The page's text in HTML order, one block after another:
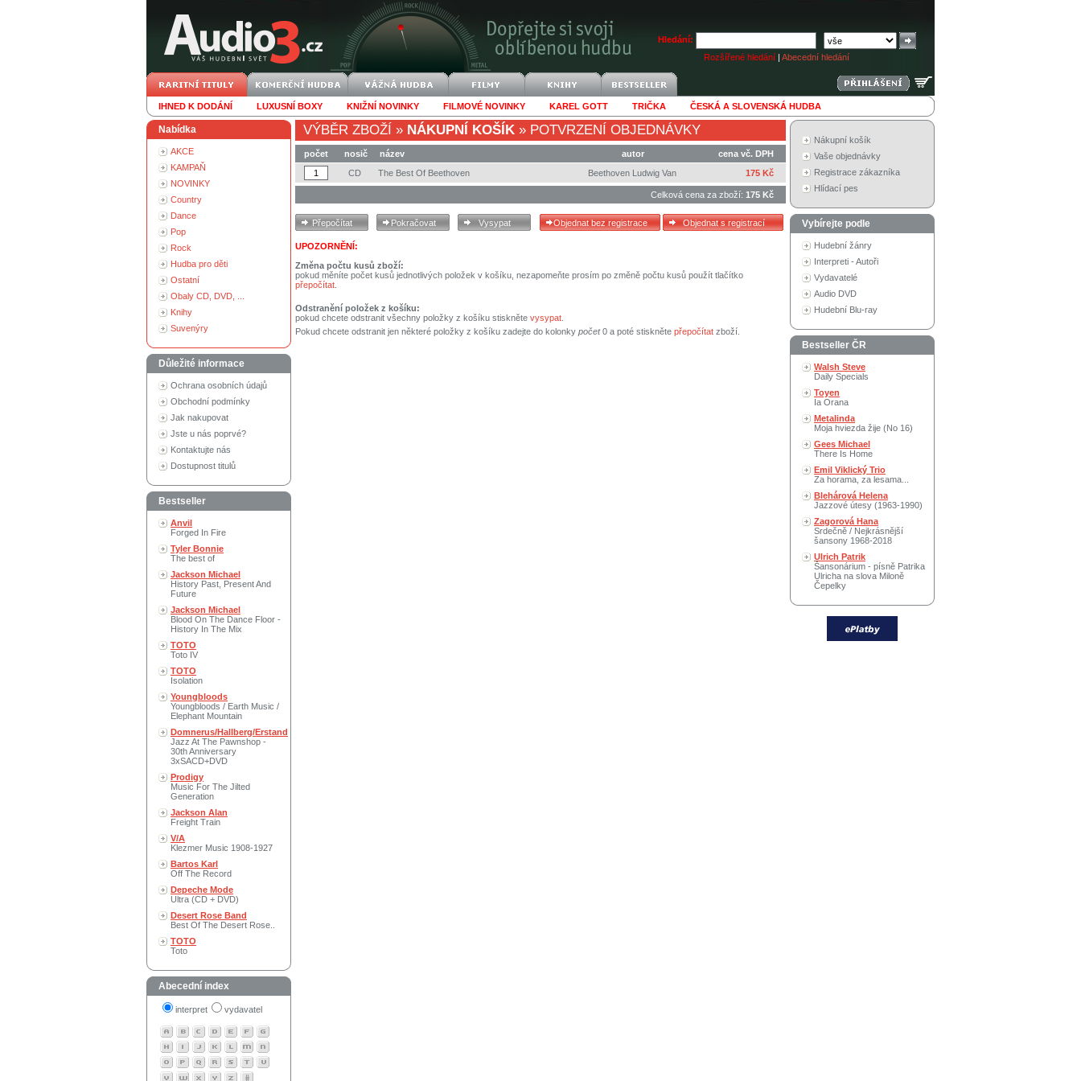
Hledání:
Rozšířené hledání | Abecední hledání
IHNED K DODÁNÍ LUXUSNÍ BOXY KNIŽNÍ NOVINKY FILMOVÉ NOVINKY KAREL GOTT TRIČKA ČESKÁ A SLOVENSKÁ HUDBA
Nabídka
AKCE
KAMPAŇ
NOVINKY
Country
Dance
Pop
Rock
Hudba pro děti
Ostatní
Obaly CD, DVD, ...
Knihy
Suvenýry
Důležité informace
Ochrana osobních údajů
Obchodní podmínky
Jak nakupovat
Jste u nás poprvé?
Kontaktujte nás
Dostupnost titulů
Bestseller
Anvil
Forged In Fire
Tyler Bonnie
The best of
Jackson Michael
History Past, Present And
Future
Jackson Michael
Blood On The Dance Floor -
History In The Mix
TOTO
Toto IV
TOTO
Isolation
Youngbloods
Youngbloods / Earth Music /
Elephant Mountain
Domnerus/Hallberg/Erstand
Jazz At The Pawnshop -
30th Anniversary
3xSACD+DVD
Prodigy
Music For The Jilted
Generation
Jackson Alan
Freight Train
V/A
Klezmer Music 1908-1927
Bartos Karl
Off The Record
Depeche Mode
Ultra (CD + DVD)
Desert Rose Band
Best Of The Desert Rose..
TOTO
Toto
Abecední index
interpret vydavatel
VÝBĚR ZBOŽÍ » NÁKUPNÍ KOŠÍK » POTVRZENÍ OBJEDNÁVKY
počet nosič název autor
cena vč. DPH
CD
The Best Of Beethoven Beethoven Ludwig Van 175 Kč
Celková cena za zboží: 175 Kč
UPOZORNĚNÍ:
Změna počtu kusů zboží:
pokud měníte počet kusů jednotlivých položek v košíku, nezapomeňte prosím po změně počtu kusů použít tlačítko
přepočítat
Odstranění položek z košíku:
pokud chcete odstranit všechny položky z košíku stiskněte vysypat
Pokud chcete odstranit jen některé položky z košíku zadejte do kolonky počet0 a poté stiskněte přepočítat zboží.
Nákupní košík
Vaše objednávky
Registrace zákazníka
Hlídací pes
Vybírejte podle
Hudební žánry
Interpreti - Autoři
Vydavatelé
Audio DVD
Hudební Blu-ray
Bestseller ČR
Walsh Steve
Daily Specials
Toyen
Ia Orana
Metalinda
Moja hviezda žije (No 16)
Gees Michael
There Is Home
Emil Viklický Trio
Za horama, za lesama...
Blehárová Helena
Jazzové útesy (1963-1990)
Zagorová Hana
Srdečně / Nejkrásnější
šansony 1968-2018
Ulrich Patrik
Šansonárium - písně Patrika
Ulricha na slova Miloně
Čepelky